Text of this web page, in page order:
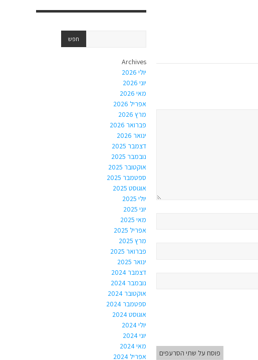
פוסח על שתי הסרעפים
Archives
יולי 2026
יוני 2026
מאי 2026
אפריל 2026
מרץ 2026
פברואר 2026
ינואר 2026
דצמבר 2025
נובמבר 2025
אוקטובר 2025
ספטמבר 2025
אוגוסט 2025
יולי 2025
יוני 2025
מאי 2025
אפריל 2025
מרץ 2025
פברואר 2025
ינואר 2025
דצמבר 2024
נובמבר 2024
אוקטובר 2024
ספטמבר 2024
אוגוסט 2024
יולי 2024
יוני 2024
מאי 2024
אפריל 2024